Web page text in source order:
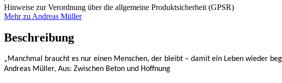
Hinweise zur Verordnung über die allgemeine Produktsicherheit (GPSR)
Mehr zu Andreas Müller
Beschreibung
„Manchmal braucht es nur einen Menschen, der bleibt – damit ein Leben wieder
Andreas Müller, Aus: Zwischen Beton und Hoffnung